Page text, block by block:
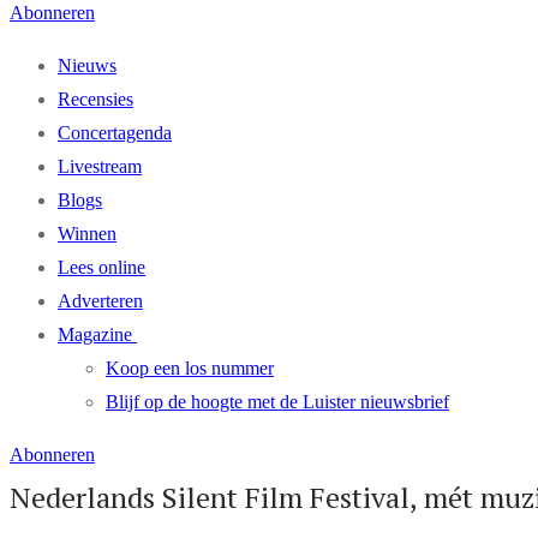
Abonneren
Nieuws
Recensies
Concertagenda
Livestream
Blogs
Winnen
Lees online
Adverteren
Magazine
Koop een los nummer
Blijf op de hoogte met de Luister nieuwsbrief
Abonneren
Nederlands Silent Film Festival, mét